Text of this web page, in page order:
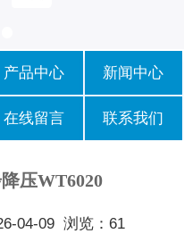
产品中心 新闻中心
在线留言 联系我们
压WT6020
04-09 浏览：61